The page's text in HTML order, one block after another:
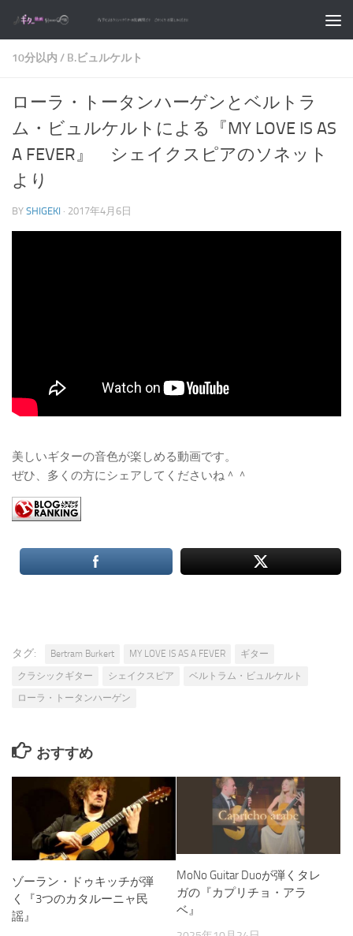
コンテンツへスキップ
10分以内 / B.ビュルケルト
ローラ・トータンハーゲンとベルトラ
ム・ビュルケルトによる『MY LOVE IS AS
A FEVER』 シェイクスピアのソネット
より
BY SHIGEKI · 2017年4月6日
美しいギターの音色が楽しめる動画です。
ぜひ、多くの方にシェアしてくださいね＾＾
タグ: Bertram Burkert MY LOVE IS AS A FEVER
ギター
クラシックギター
シェイクスピア
ベルトラム・ビュルケルト
ローラ・トータンハーゲン
おすすめ
ゾーラン・ドゥキッチが弾
く『3つのカタルーニャ民
謡』
MoNo Guitar Duoが弾くタレ
ガの『カプリチョ・アラ
ベ』